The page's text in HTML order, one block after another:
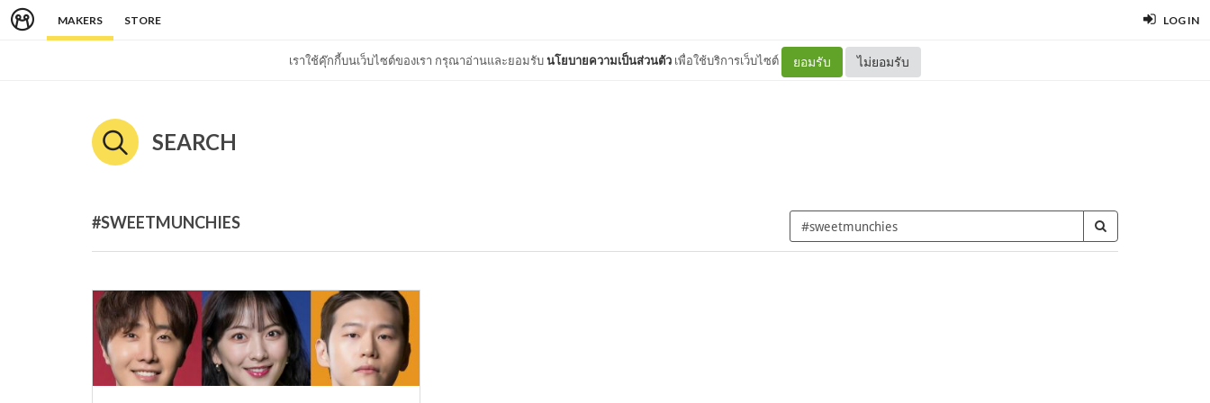
MAKERS STORE LOG IN
เราใช้คุ๊กกี้บนเว็บไซต์ของเรา กรุณาอ่านและยอมรับนโยบายความเป็นส่วนตัว เพื่อใช้บริการเว็บไซต์ ยอมรับ ไม่ยอมรับ
SEARCH
#SWEETMUNCHIES